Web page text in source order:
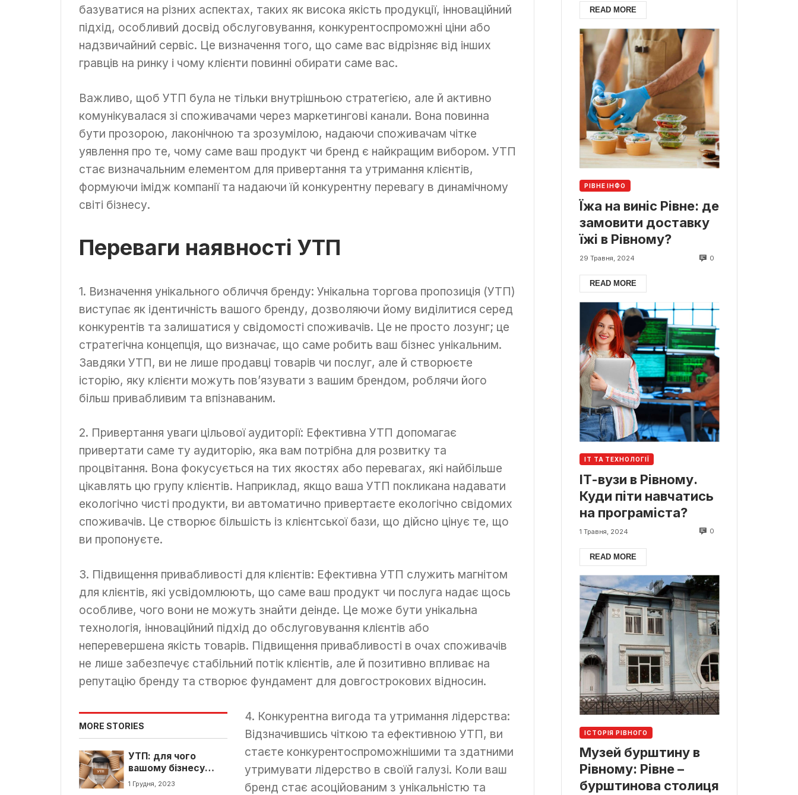
базуватися на різних аспектах, таких як висока якість продукції, інноваційний
підхід, особливий досвід обслуговування, конкурентоспроможні ціни або
надзвичайний сервіс. Це визначення того, що саме вас відрізняє від інших
гравців на ринку і чому клієнти повинні обирати саме вас.
Важливо, щоб УТП була не тільки внутрішньою стратегією, але й активно
комунікувалася зі споживачами через маркетингові канали. Вона повинна
бути прозорою, лаконічною та зрозумілою, надаючи споживачам чітке
уявлення про те, чому саме ваш продукт чи бренд є найкращим вибором. УТП
стає визначальним елементом для привертання та утримання клієнтів,
формуючи імідж компанії та надаючи їй конкурентну перевагу в динамічному
світі бізнесу.
Переваги наявності УТП
1. Визначення унікального обличчя бренду: Унікальна торгова пропозиція (УТП)
виступає як ідентичність вашого бренду, дозволяючи йому виділитися серед
конкурентів та залишатися у свідомості споживачів. Це не просто лозунг; це
стратегічна концепція, що визначає, що саме робить ваш бізнес унікальним.
Завдяки УТП, ви не лише продавці товарів чи послуг, але й створюєте
історію, яку клієнти можуть пов’язувати з вашим брендом, роблячи його
більш привабливим та впізнаваним.
2. Привертання уваги цільової аудиторії: Ефективна УТП допомагає
привертати саме ту аудиторію, яка вам потрібна для розвитку та
процвітання. Вона фокусується на тих якостях або перевагах, які найбільше
цікавлять цю групу клієнтів. Наприклад, якщо ваша УТП покликана надавати
екологічно чисті продукти, ви автоматично привертаєте екологічно свідомих
споживачів. Це створює більшість із клієнтської бази, що дійсно цінує те, що
ви пропонуєте.
3. Підвищення привабливості для клієнтів: Ефективна УТП служить магнітом
для клієнтів, які усвідомлюють, що саме ваш продукт чи послуга надає щось
особливе, чого вони не можуть знайти деінде. Це може бути унікальна
технологія, інноваційний підхід до обслуговування клієнтів або
неперевершена якість товарів. Підвищення привабливості в очах споживачів
не лише забезпечує стабільний потік клієнтів, але й позитивно впливає на
репутацію бренду та створює фундамент для довгострокових відносин.
MORE STORIES
УТП: для чого
вашому бізнесу
унікальна торгова
1 Грудня, 2023
4. Конкурентна вигода та утримання лідерства:
Відзначившись чіткою та ефективною УТП, ви
стаєте конкурентоспроможнішими та здатними
утримувати лідерство в своїй галузі. Коли ваш
бренд стає асоційованим з унікальністю та
READ MORE
РІВНЕ ІНФО
Їжа на виніс Рівне: де
замовити доставку
їжі в Рівному?
29 Травня, 2024 0
READ MORE
ІТ ТА ТЕХНОЛОГІЇ
ІТ-вузи в Рівному.
Куди піти навчатись
на програміста?
1 Травня, 2024 0
READ MORE
ІСТОРІЯ РІВНОГО
Музей бурштину в
Рівному: Рівне –
бурштинова столиця